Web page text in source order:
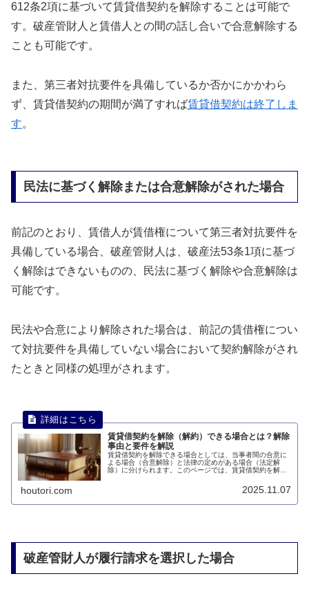
612条2項に基づいて賃貸借契約を解除することは可能で
す。破産管財人と賃借人との間の話し合いで合意解除する
ことも可能です。
また、第三者対抗要件を具備しているか否かにかかわら
ず、賃貸借契約の期間が満了すれば賃貸借契約は終了しま
す。
民法に基づく解除または合意解除がされた場合
前記のとおり、賃借人が賃借権について第三者対抗要件を
具備している場合、破産管財人は、破産法53条1項に基づ
く解除はできないものの、民法に基づく解除や合意解除は
可能です。
民法や合意により解除された場合は、前記の賃借権につい
て対抗要件を具備していない場合において契約解除がされ
たときと同様の処理がされます。
賃貸借契約を解除（解約）できる場合とは？解除
事由と要件を解説
賃貸借契約を解除できる場合としては、当事者間の合意に
よる場合（合意解除）と法律の定めがある場合（法定解
除）に分けられます。このページでは、賃貸借契約を解除
houtori.com 2025.11.07
破産管財人が履行請求を選択した場合